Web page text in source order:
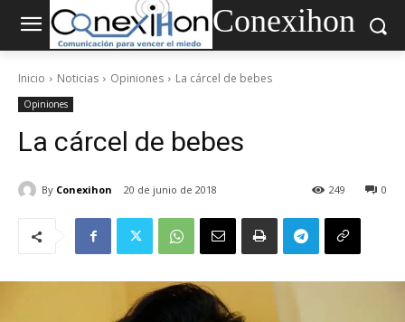
Conexihon
Inicio Noticias Opiniones La cárcel de bebes
Opiniones
La cárcel de bebes
By Conexihon 20 de junio de 2018 0
249